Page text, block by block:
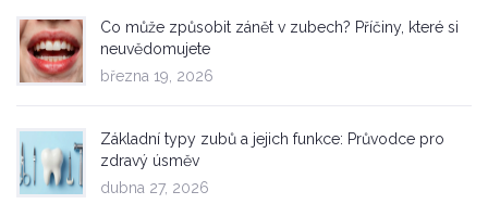
Co může způsobit zánět v zubech? Příčiny, které si
neuvědomujete
března 19, 2026
Základní typy zubů a jejich funkce: Průvodce pro
zdravý úsměv
dubna 27, 2026